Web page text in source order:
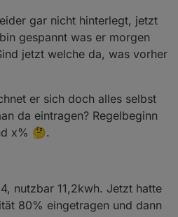
die Werte
gar nicht hinterlegt, jetzt
gespannt was er morgen
jetzt welche da, was vorher
er sich doch alles selbst
da eintragen? Regelbeginn
x% 🤔.
nutzbar 11,2kwh. Jetzt hatte
80% eingetragen und dann